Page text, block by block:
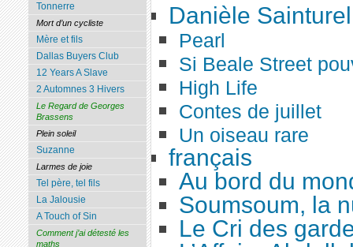
Danièle Sainturel
Pearl
Si Beale Street
High Life
Contes de juillet
Un oiseau rare
français
Au bord du
Soumsoum, la
Le Cri des
Tonnerre
Mort d’un cycliste
Mère et fils
Dallas Buyers Club
12 Years A Slave
2 Automnes 3 Hivers
Le Regard de Georges
Brassens
Plein soleil
Suzanne
Larmes de joie
Tel père, tel fils
La Jalousie
A Touch of Sin
Comment j’ai détesté les
maths